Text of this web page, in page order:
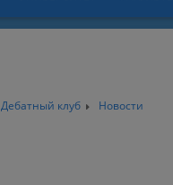
Дебатный клуб Новости